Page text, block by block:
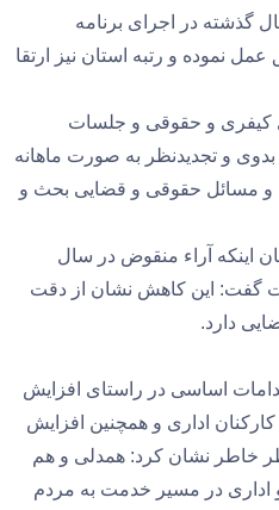
گذشته در اجرای برنامه
نموده و رتبه استان نیز ارتقا
کیفری و حقوقی و جلسات
و تجدیدنظر به صورت ماهانه
و مسائل حقوقی و قضایی بحث و
اینکه آراء منقوض در سال
است گفت: این کاهش نشان از دقت
دارد.
اساسی در راستای افزایش
اداری و همچنین افزایش
خاطر نشان کرد: همدلی و هم
اداری در مسیر خدمت به مردم